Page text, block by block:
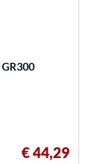
€ 44,29